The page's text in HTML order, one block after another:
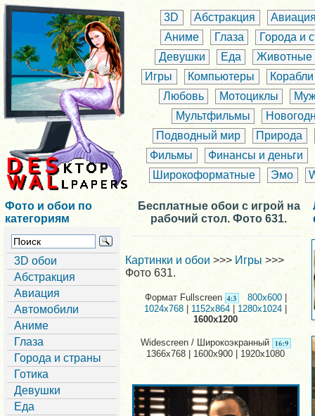
3D Абстракция
Аниме
Глаза
Города и
Девушки
Еда
Животные
Игры
Компьютеры
Корабли
Любовь
Мотоциклы
Мультфильмы
Подводный мир
Природа
Фильмы
Финансы и деньги
Широкоформатные
Эмо
Фото и обои по
категориям
3D обои
Абстракция
Авиация
Автомобили
Аниме
Глаза
Города и страны
Готика
Девушки
Еда
Бесплатные обои с игрой на
рабочий стол. Фото 631.
Картинки и обои >>> Игры>>>
Фото 631.
Формат Fullscreen 800x600
1024x768
1152x864|1280x1024
1600x1200
Widescreen / Широкоэкранный
1366x768 | 1600x900 | 1920x1080